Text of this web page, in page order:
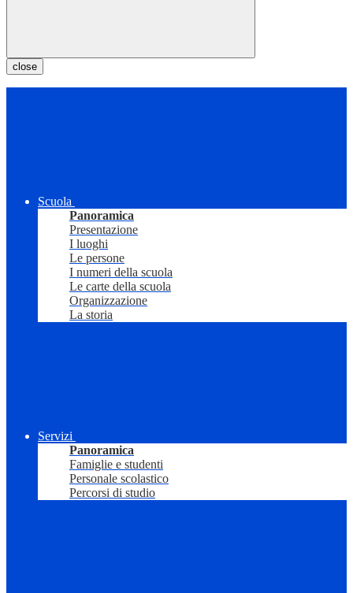
close
Scuola
Panoramica
Presentazione
I luoghi
Le persone
I numeri della scuola
Le carte della scuola
Organizzazione
La storia
Servizi
Panoramica
Famiglie e studenti
Personale scolastico
Percorsi di studio